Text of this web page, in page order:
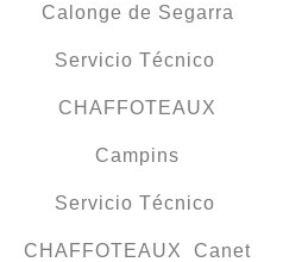
Calonge de Segarra
Servicio Técnico
CHAFFOTEAUX
Campins
Servicio Técnico
CHAFFOTEAUX Canet